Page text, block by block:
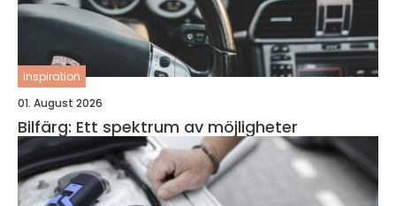
inspiration
01. August 2026
Bilfärg: Ett spektrum av möjligheter